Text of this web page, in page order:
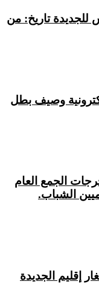
تاريخ: من
وصيف بطل
الجمع العام
الشباب.
إقليم الجديدة